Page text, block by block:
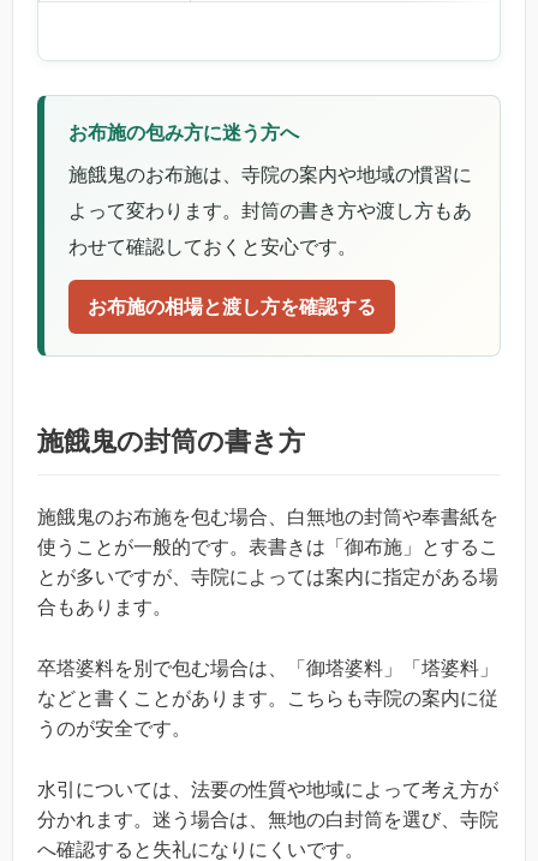
お布施の包み方に迷う方へ
施餓鬼のお布施は、寺院の案内や地域の慣習に
よって変わります。封筒の書き方や渡し方もあ
わせて確認しておくと安心です。
お布施の相場と渡し方を確認する
施餓鬼の封筒の書き方
施餓鬼のお布施を包む場合、白無地の封筒や奉書紙を
使うことが一般的です。表書きは「御布施」とするこ
とが多いですが、寺院によっては案内に指定がある場
合もあります。
卒塔婆料を別で包む場合は、「御塔婆料」「塔婆料」
などと書くことがあります。こちらも寺院の案内に従
うのが安全です。
水引については、法要の性質や地域によって考え方が
分かれます。迷う場合は、無地の白封筒を選び、寺院
へ確認すると失礼になりにくいです。